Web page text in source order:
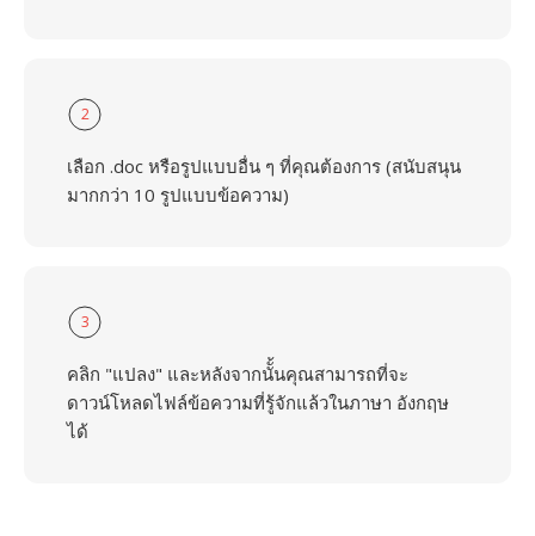
2
เลือก .doc หรือรูปแบบอื่น ๆ ที่คุณต้องการ (สนับสนุน
มากกว่า 10 รูปแบบข้อความ)
3
คลิก "แปลง" และหลังจากนัั้นคุณสามารถที่จะ
ดาวน์โหลดไฟล์ข้อความที่รู้จักแล้วในภาษา อังกฤษ
ได้